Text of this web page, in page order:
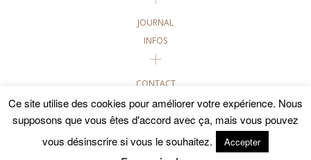
JOURNAL
INFOS
CONTACT
GALERIES PRIVÉES
©2020 GIRL AND DUDE PHOTOGRAPHIES • TOUTES LES
PHOTOGRAPHIES DE CE SITE SONT SOUMISES AUX DROITS
Ce site utilise des cookies pour améliorer votre expérience. Nous
supposons que vous êtes d'accord avec ça, mais vous pouvez
vous désinscrire si vous le souhaitez.
Accepter